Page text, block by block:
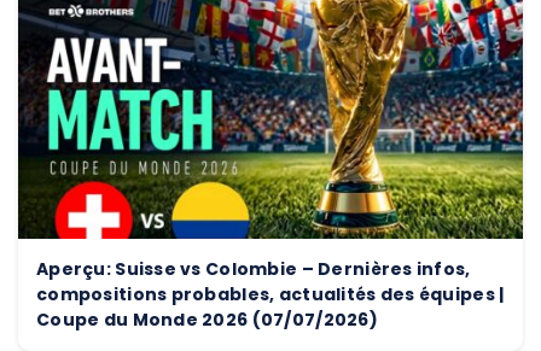
Aperçu: Suisse vs Colombie – Dernières infos,
compositions probables, actualités des équipes |
Coupe du Monde 2026 (07/07/2026)